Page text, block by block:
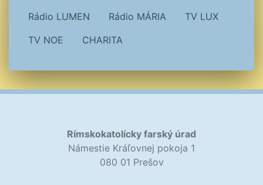
Rádio LUMEN
Rádio MÁRIA
TV LUX
TV NOE
CHARITA
Rímskokatolícky farský úrad
Námestie Kráľovnej pokoja 1
080 01 Prešov